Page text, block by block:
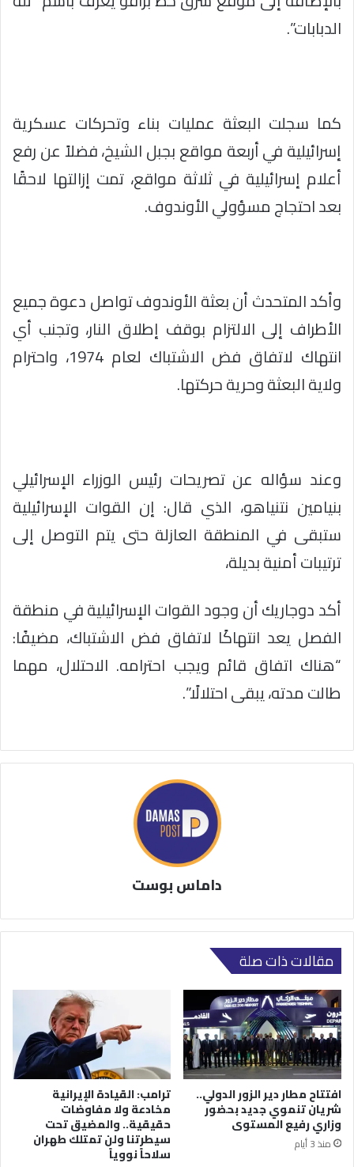
الدبابات”.
كما سجلت البعثة عمليات بناء وتحركات عسكرية
إسرائيلية في أربعة مواقع بجبل الشيخ، فضلاً عن رفع
أعلام إسرائيلية في ثلاثة مواقع، تمت إزالتها لاحقًا
بعد احتجاج مسؤولي الأوندوف.
وأكد المتحدث أن بعثة الأوندوف تواصل دعوة جميع
الأطراف إلى الالتزام بوقف إطلاق النار، وتجنب أي
انتهاك لاتفاق فض الاشتباك لعام 1974، واحترام
ولاية البعثة وحرية حركتها.
وعند سؤاله عن تصريحات رئيس الوزراء الإسرائيلي
بنيامين نتنياهو، الذي قال: إن القوات الإسرائيلية
ستبقى في المنطقة العازلة حتى يتم التوصل إلى
ترتيبات أمنية بديلة،
أكد دوجاريك أن وجود القوات الإسرائيلية في منطقة
الفصل يعد انتهاكًا لاتفاق فض الاشتباك، مضيفًا:
“هناك اتفاق قائم ويجب احترامه. الاحتلال، مهما
طالت مدته، يبقى احتلالًا”.
داماس بوست
مقالات ذات صلة
افتتاح مطار دير الزور الدولي..
شريان تنموي جديد بحضور
وزاري رفيع المستوى
منذ 3 أيام
ترامب: القيادة الإيرانية
مخادعة ولا مفاوضات
حقيقية.. والمضيق تحت
سيطرتنا ولن تمتلك طهران
سلاحاً نووياً